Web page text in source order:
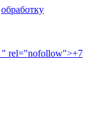
обработку
" rel="nofollow">+7